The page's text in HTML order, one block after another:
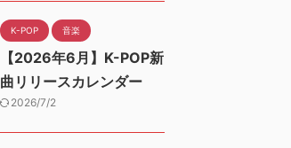
K-POP 音楽
【2026年6月】K-POP新
曲リリースカレンダー
2026/7/2